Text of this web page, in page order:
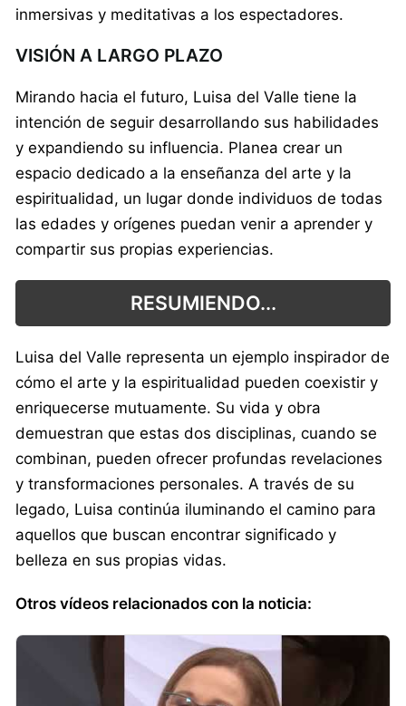
inmersivas y meditativas a los espectadores.
VISIÓN A LARGO PLAZO
Mirando hacia el futuro, Luisa del Valle tiene la
intención de seguir desarrollando sus habilidades
y expandiendo su influencia. Planea crear un
espacio dedicado a la enseñanza del arte y la
espiritualidad, un lugar donde individuos de todas
las edades y orígenes puedan venir a aprender y
compartir sus propias experiencias.
RESUMIENDO...
Luisa del Valle representa un ejemplo inspirador de
cómo el arte y la espiritualidad pueden coexistir y
enriquecerse mutuamente. Su vida y obra
demuestran que estas dos disciplinas, cuando se
combinan, pueden ofrecer profundas revelaciones
y transformaciones personales. A través de su
legado, Luisa continúa iluminando el camino para
aquellos que buscan encontrar significado y
belleza en sus propias vidas.
Otros vídeos relacionados con la noticia: